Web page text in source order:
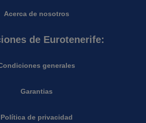
Acerca de nosotros
de Eurotenerife:
generales
Garantias
Política de privacidad